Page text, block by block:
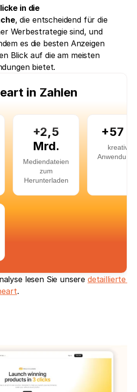
in die
, die entscheidend für die
Werbestrategie sind, und
es die besten Anzeigen
Blick auf die am meisten
bietet.
in Zahlen
+2,5
Mrd.
Mediendateien
zum
Herunterladen
+57
kreative
lesen Sie unsere detaillierte
.